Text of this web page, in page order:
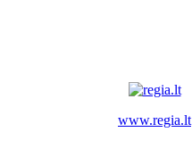
www.regia.lt